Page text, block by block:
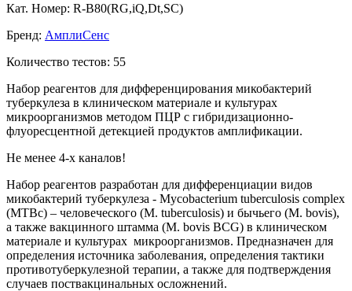
Кат. Номер: R-B80(RG,iQ,Dt,SC)
Бренд: АмплиСенс
Количество тестов: 55
Набор реагентов для дифференцирования микобактерий
туберкулеза в клиническом материале и культурах
микроорганизмов методом ПЦР с гибридизационно-
флуоресцентной детекцией продуктов амплификации.
Не менее 4-х каналов!
Набор реагентов разработан для дифференциации видов
микобактерий туберкулеза - Mycobacterium tuberculosis complex
(MTBc) – человеческого (M. tuberculosis) и бычьего (M. bovis),
а также вакцинного штамма (M. bovis BCG) в клиническом
материале и культурах микроорганизмов. Предназначен для
определения источника заболевания, определения тактики
противотуберкулезной терапии, а также для подтверждения
случаев поствакцинальных осложнений.